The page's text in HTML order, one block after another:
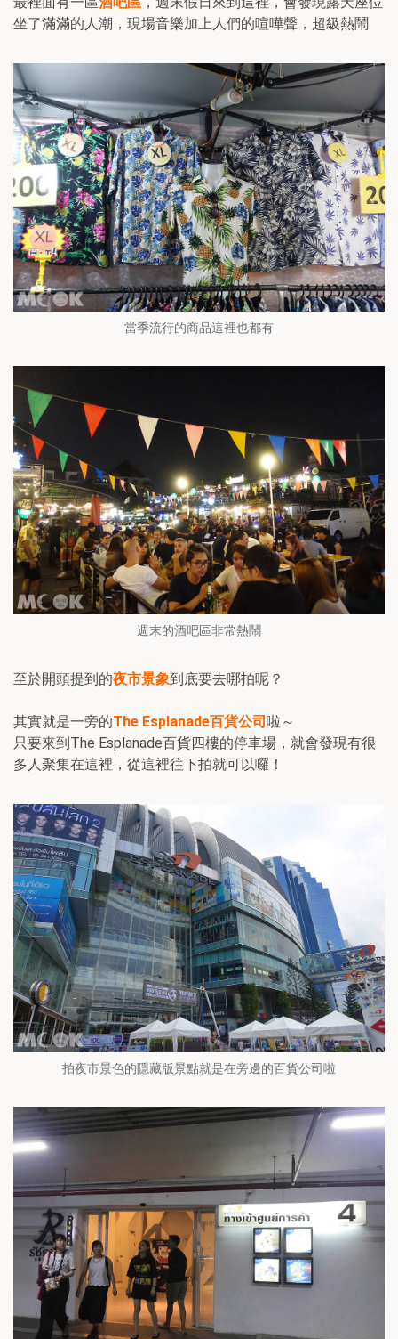
坐了滿滿的人潮，現場音樂加上人們的喧嘩聲，超級熱鬧
當季流行的商品這裡也都有
週末的酒吧區非常熱鬧
至於開頭提到的夜市景象到底要去哪拍呢？
其實就是一旁的The Esplanade百貨公司啦～
只要來到The Esplanade百貨四樓的停車場，就會發現有很
多人聚集在這裡，從這裡往下拍就可以囉！
拍夜市景色的隱藏版景點就是在旁邊的百貨公司啦